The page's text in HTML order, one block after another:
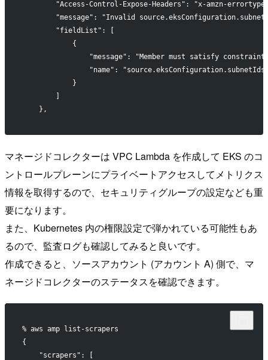
"Access-Control-Expose-Headers": "x-amzn-
"message": "Invalid
        "fieldList": [
            {
"message": "Member must satisfy
"name":
            }
    },
マネージドコレクターは VPC Lambda を作成して EKS のコ
ントロールプレーンにプライベートアクセスしてメトリクス
情報を取得するので、セキュリティグループの設定なども重
要になります。
また、Kubernetes 内の権限設定で弾かれている可能性もあ
るので、監査ログも確認してみると良いです。
作成できると、ソースアカウント (アカウント A) 側で、マ
ネージドコレクターのステータスを確認できます。
% aws amp list-scrapers
{
    "scrapers": [